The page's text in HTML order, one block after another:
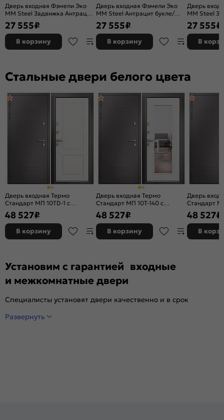
Дверь входная Фэмели Эко
ММ Steel Задвижка Антрацит
букле/Антрацит букле, 2
замка, с ночной задвижкой
27 555₽
В корзину
Дверь входная Фэмели Эко
ММ Steel Антрацит букле/
Антрацит букле, 2 замка
27 555₽
В корзину
Дверь
ММ Steel
букле/
замка, с
27 555₽
В
Стальные двери белого цвета
Дверь входная Термо
Стандарт МП 10TD-1 с
терморазрывом Шоколад
букле/Белый ларче, 2 замка, с
ночной задвижкой
48 527₽
В корзину
Дверь входная Термо
Стандарт МП 10T-140 с
терморазрывом Шоколад
букле/Белый ларче, 2 замка, с
ночной задвижкой
48 527₽
В корзину
Дверь
Стандарт
букле/
ночной
48 527₽
В
Установим с гарантией входные
и межкомнатные двери
Специалисты установят двери качественно и в срок
Развернуть